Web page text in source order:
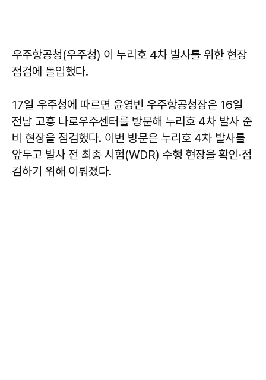
우주항공청(우주청) 이 누리호 4차 발사를 위한 현장
점검에 돌입했다.
17일 우주청에 따르면 윤영빈 우주항공청장은 16일
전남 고흥 나로우주센터를 방문해 누리호 4차 발사 준
비 현장을 점검했다. 이번 방문은 누리호 4차 발사를
앞두고 발사 전 최종 시험(WDR) 수행 현장을 확인·점
검하기 위해 이뤄졌다.